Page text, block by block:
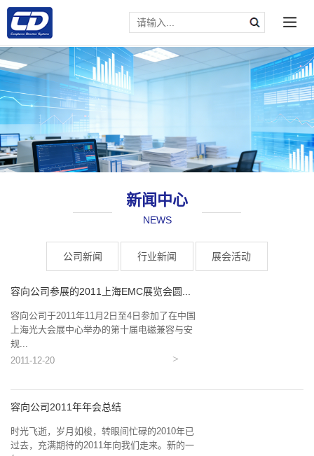
新闻中心
请输入文本内容
NEWS
公司新闻 行业新闻 展会活动
容向公司参展的2011上海EMC展览会圆...
容向公司于2011年11月2日至4日参加了在中国
上海光大会展中心举办的第十届电磁兼容与安
规...
2011-12-20
容向公司2011年年会总结
时光飞逝，岁月如梭，转眼间忙碌的2010年已
过去，充满期待的2011年向我们走来。新的一